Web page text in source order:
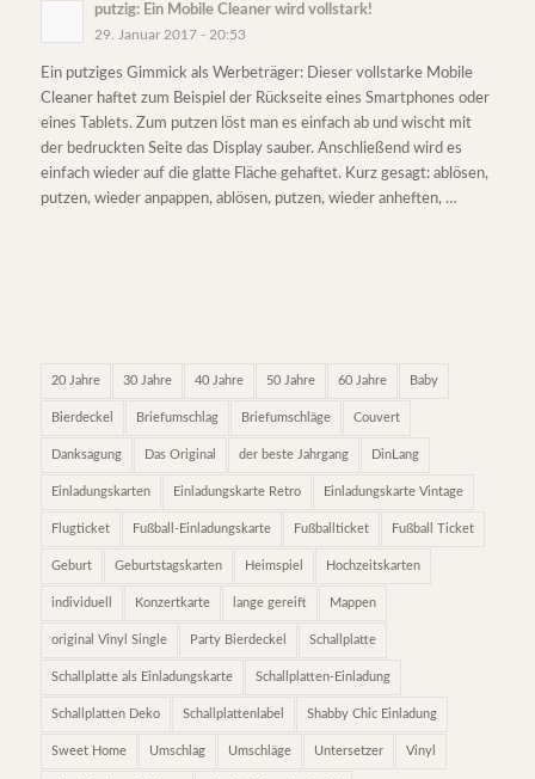
putzig: Ein Mobile Cleaner wird vollstark!
29. Januar 2017 - 20:53
Ein putziges Gimmick als Werbeträger: Dieser vollstarke Mobile
Cleaner haftet zum Beispiel der Rückseite eines Smartphones oder
eines Tablets. Zum putzen löst man es einfach ab und wischt mit
der bedruckten Seite das Display sauber. Anschließend wird es
einfach wieder auf die glatte Fläche gehaftet. Kurz gesagt: ablösen,
putzen, wieder anpappen, ablösen, putzen, wieder anheften, …
20 Jahre 30 Jahre 40 Jahre 50 Jahre 60 Jahre Baby
Bierdeckel Briefumschlag Briefumschläge Couvert
Danksagung Das Original der beste Jahrgang DinLang
Einladungskarten Einladungskarte Retro Einladungskarte Vintage
Flugticket Fußball-Einladungskarte Fußballticket Fußball Ticket
Geburt Geburtstagskarten Heimspiel Hochzeitskarten
individuell Konzertkarte lange gereift Mappen
original Vinyl Single Party Bierdeckel Schallplatte
Schallplatte als Einladungskarte Schallplatten-Einladung
Schallplatten Deko Schallplattenlabel Shabby Chic Einladung
Sweet Home Umschlag Umschläge Untersetzer Vinyl